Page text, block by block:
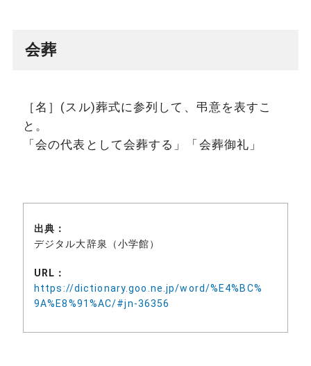
会葬
［名］(スル)葬式に参列して、弔意を表すこ
と。
「会の代表として会葬する」「会葬御礼」
出典：
デジタル大辞泉（小学館）
URL：
https://dictionary.goo.ne.jp/word/%E4%BC%
9A%E8%91%AC/#jn-36356